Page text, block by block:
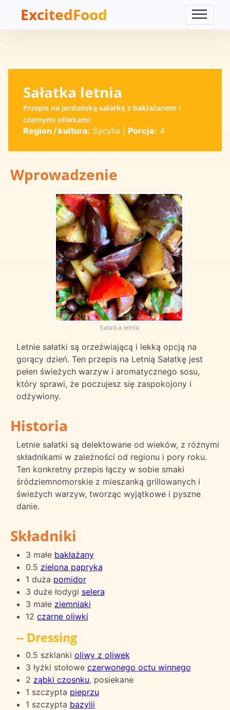
ExcitedFood
Sałatka letnia
Przepis na jordańską sałatkę z bakłażanem i
czarnymi oliwkami
Region / kultura: Sycylia Porcje: 4
Wprowadzenie
Sałatka letnia
Letnie sałatki są orzeźwiającą i lekką opcją na
gorący dzień. Ten przepis na Letnią Sałatkę jest
pełen świeżych warzyw i aromatycznego sosu,
który sprawi, że poczujesz się zaspokojony i
odżywiony.
Historia
Letnie sałatki są delektowane od wieków, z różnymi
składnikami w zależności od regionu i pory roku.
Ten konkretny przepis łączy w sobie smaki
śródziemnomorskie z mieszanką grillowanych i
świeżych warzyw, tworząc wyjątkowe i pyszne
danie.
Składniki
3 małe bakłażany
0.5 zielona papryka
1 duża pomidor
3 duże łodygi selera
3 małe ziemniaki
12 czarne oliwki
-- Dressing
0.5 szklanki oliwy z oliwek
3 łyżki stołowe czerwonego octu winnego
2 ząbki czosnku, posiekane
1 szczypta pieprzu
1 szczypta bazylii